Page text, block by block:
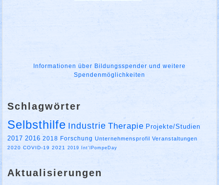
Informationen über Bildungsspender und weitere
Spendenmöglichkeiten
Schlagwörter
Selbsthilfe Industrie Therapie Projekte/Studien
2017 2016 2018 Forschung Unternehmensprofil Veranstaltungen
2020 COVID-19 2021 2019 Int'lPompeDay
Aktualisierungen